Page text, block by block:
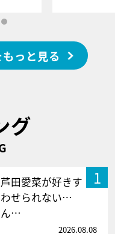
っと見る
グ
1
田愛菜が好きす
せられない…
ん…
2026.08.08